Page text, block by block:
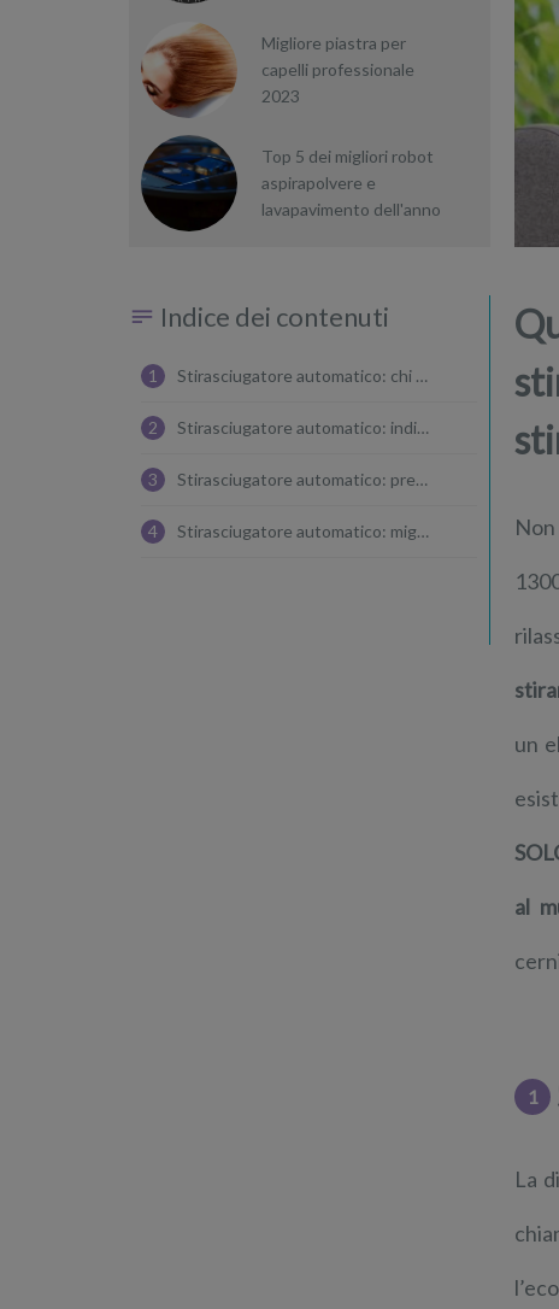
Migliore piastra per
capelli professionale
2023
Top 5 dei migliori robot
aspirapolvere e
lavapavimento dell'anno
Indice dei contenuti
1 Stirasciugatore automatico: chi è Eolo
2 Stirasciugatore automatico: indice dei modelli esaminati
3 Stirasciugatore automatico: prezzo e valutazione
4 Stirasciugatore automatico: migliori modelli
un
al
1
La